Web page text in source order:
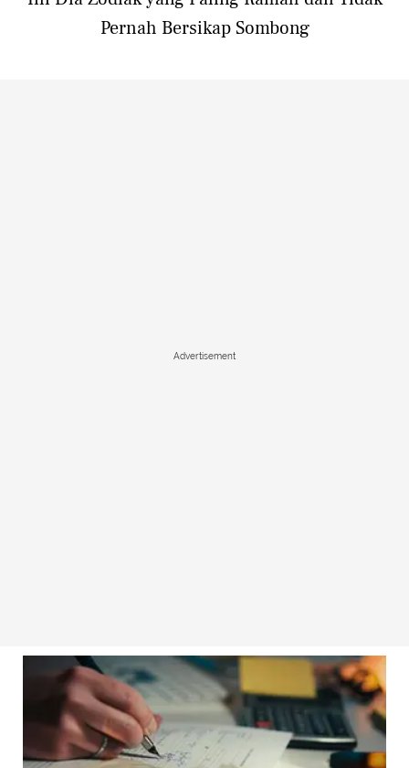
Pernah Bersikap Sombong
Advertisement